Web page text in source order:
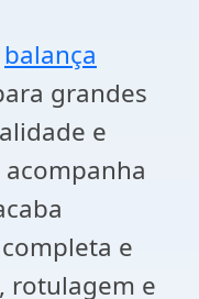
balança
grandes
e
e
rotulagem e